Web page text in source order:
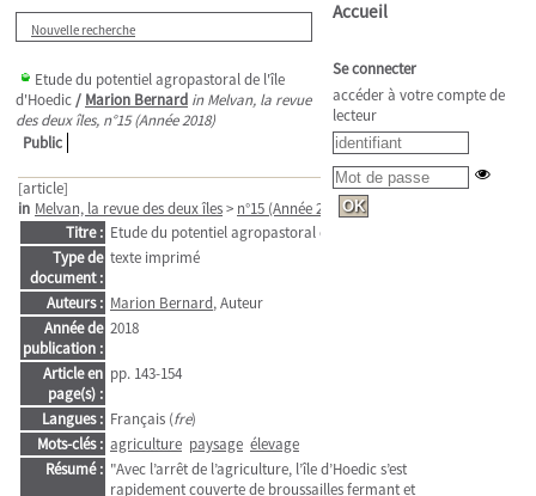
Nouvelle recherche
Etude du potentiel agropastoral de l'île
d'Hoedic/ Marion Bernard in Melvan, la revue
des deux îles, n°15 (Année 2018)
Public
[article]
in Melvan, la revue des deux îles> n°15 (Année 2018). - pp. 143-154
Titre : Etude du potentiel agropastoral de l'île d'Hoedic
Type de
document :
texte imprimé
Auteurs : Marion Bernard, Auteur
Année de
publication :
2018
Article en
page(s) :
pp. 143-154
Langues : Français (fre)
Mots-clés : agriculture paysage élevage
Résumé : "Avec l’arrêt de l’agriculture, l’île d’Hoedic s’est
rapidement couverte de broussailles fermant et
Accueil
Se connecter
accéder à votre compte de
lecteur